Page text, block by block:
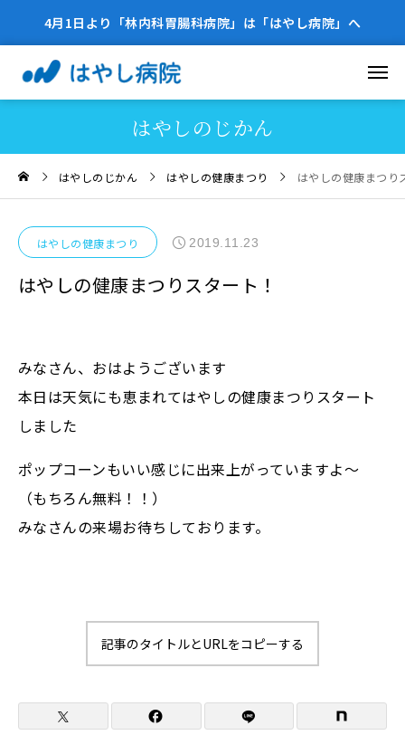
4月1日より「林内科胃腸科病院」は「はやし病院」へ
はやしのじかん
はやしのじかん はやしの健康まつり はやしの健康まつり
はやしの健康まつり 2019.11.23
はやしの健康まつりスタート！
みなさん、おはようございます
本日は天気にも恵まれてはやしの健康まつりスタート
しました
ポップコーンもいい感じに出来上がっていますよ～
（もちろん無料！！）
みなさんの来場お待ちしております。
記事のタイトルとURLをコピーする